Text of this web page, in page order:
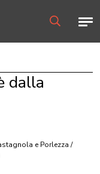
dalla
e Porlezza /